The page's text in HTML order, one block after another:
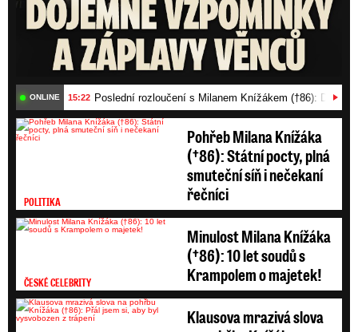
ONLINE 15:22 Poslední rozloučení s Milanem Knížákem (†86):
POLITIKA
Pohřeb Milana Knížáka
(†86): Státní pocty, plná
smuteční síň i nečekaní
řečníci
ČESKÉ CELEBRITY
Minulost Milana Knížáka
(†86): 10 let soudů s
Krampolem o majetek!
Klausova mrazivá slova